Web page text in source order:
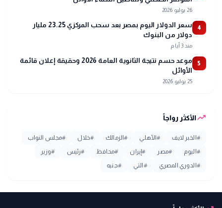
26 يوليو 2026
4
سعر الدولار اليوم بمصر بعد سحب المركزي 23.25 مليار
دولار من البنوك
منذ 3 أيام
5
موعد حسم نتيجة الثانوية العامة 2026 وحقيقة إعلان قائمة
الأوائل
25 يوليو 2026
trending_upالأكثر رواجاً
# الخبر لايف #الأهلي #الزمالك #خلال #مجلس النواب
# اليوم #مصر #إيران #محافظ #رئيس #وزير
# الدوري المصري # التي #جنيه